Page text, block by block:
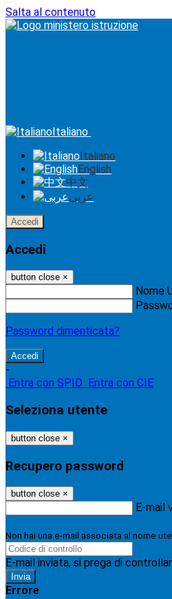
Salta al contenuto
Italiano
Italiano
English
中文
عربى
Accedi
Accedi
button close ×
Nome
Password dimenticata?
-
Entra con SPID
Entra con CIE
Seleziona utente
button close ×
Recupero password
button close ×
E-mail
Non hai una e-mail associata al nome
E-mail inviata, si prega di
Errore